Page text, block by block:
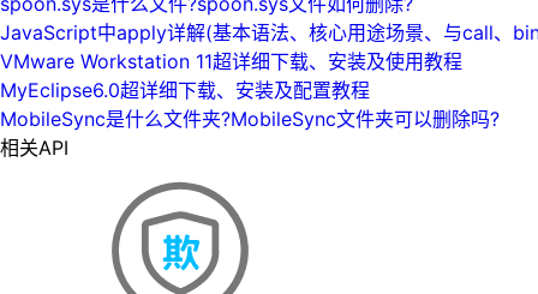
JavaScript中apply详解(基本语法、核心用途场景、与call、
VMware Workstation 11超详细下载、安装及使用教程
MyEclipse6.0超详细下载、安装及配置教程
MobileSync是什么文件夹?MobileSync文件夹可以删除吗?
相关API